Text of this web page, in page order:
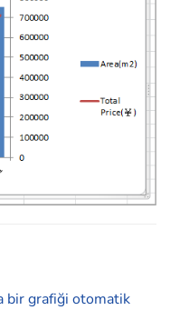
bir grafiği otomatik